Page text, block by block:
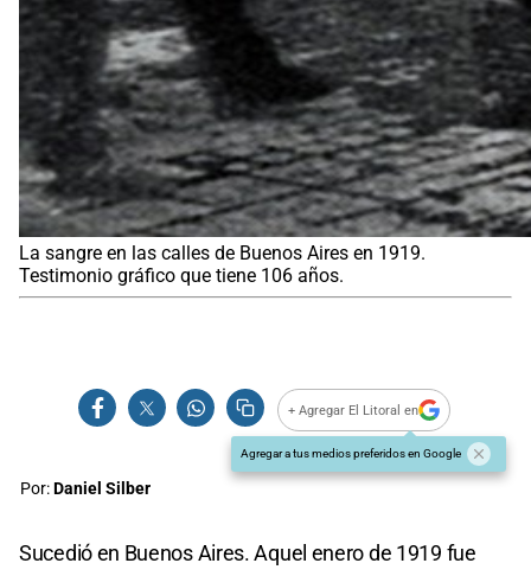
La sangre en las calles de Buenos Aires en 1919.
Testimonio gráfico que tiene 106 años.
+ Agregar El Litoral en
Agregar a tus medios preferidos en Google
Por:Daniel Silber
Sucedió en Buenos Aires. Aquel enero de 1919 fue